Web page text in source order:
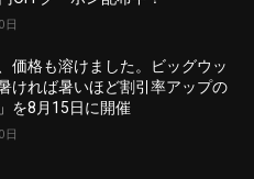
日
価格も溶けました。ビッグウッ
ければ暑いほど割引率アップの
を8月15日に開催
日